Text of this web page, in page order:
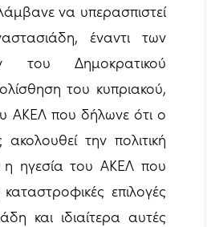
να υπερασπιστεί
έναντι των
του Δημοκρατικού
του κυπριακού,
ΑΚΕΛ που δήλωνε ότι ο
την πολιτική
η ηγεσία του ΑΚΕΛ που
επιλογές
και ιδιαίτερα αυτές